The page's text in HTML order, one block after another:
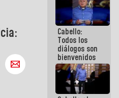
narrativa
hegemónica?
(1)
Cabello:
Todos los
diálogos son
bienvenidos
siempre que
estén en el
marco de la
Constitución